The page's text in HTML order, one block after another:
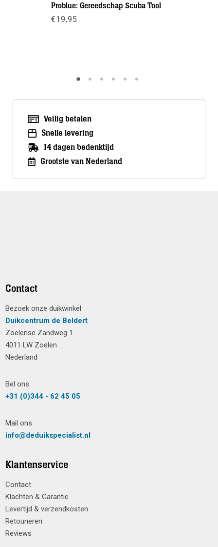
Problue: Gereedschap Scuba Tool
€19,95
Veilig betalen
Snelle levering
14 dagen bedenktijd
Grootste van Nederland
Contact
Bezoek onze duikwinkel
Duikcentrum de Beldert
Zoelense Zandweg 1
4011 LW Zoelen
Nederland
Bel ons
+31 (0)344 - 62 45 05
Mail ons
info@deduikspecialist.nl
Klantenservice
Contact
Klachten & Garantie
Levertijd & verzendkosten
Retouneren
Reviews